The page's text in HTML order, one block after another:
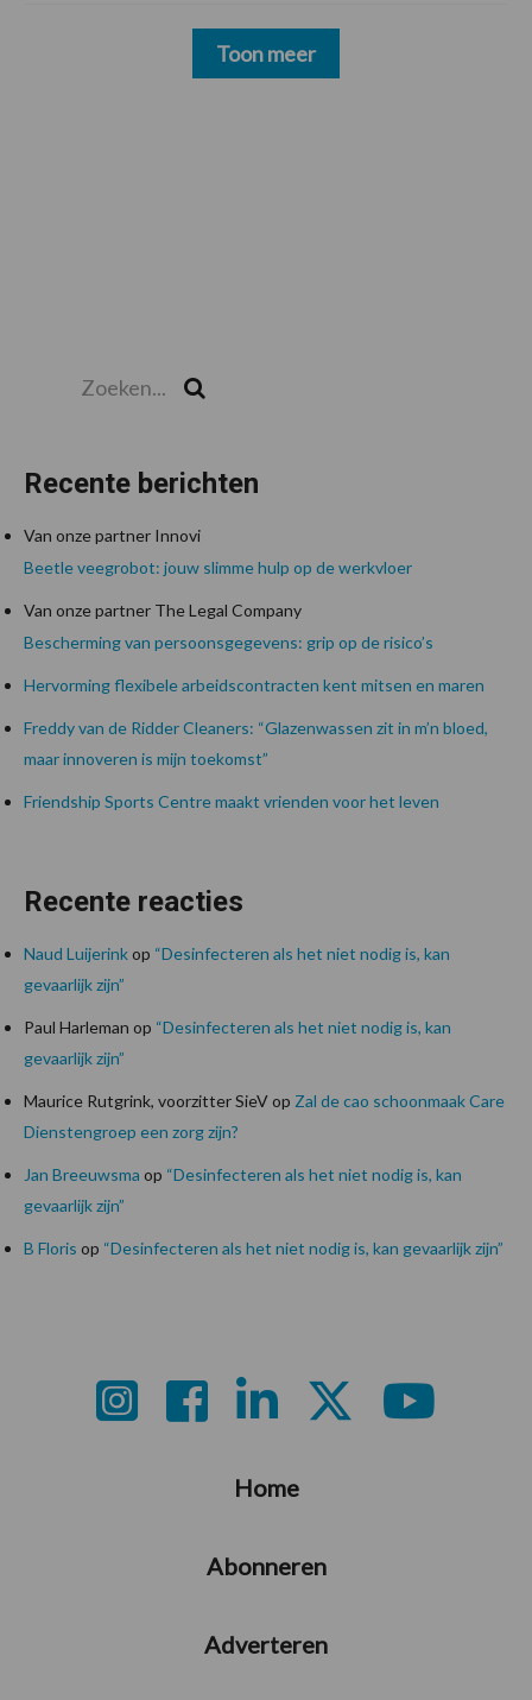
Toon meer
Recente berichten
Van onze partner Innovi
Beetle veegrobot: jouw slimme hulp op de werkvloer
Van onze partner The Legal Company
Bescherming van persoonsgegevens: grip op de risico’s
Hervorming flexibele arbeidscontracten kent mitsen en maren
Freddy van de Ridder Cleaners: “Glazenwassen zit in m’n bloed,
maar innoveren is mijn toekomst”
Friendship Sports Centre maakt vrienden voor het leven
Recente reacties
Naud Luijerinkop “Desinfecteren als het niet nodig is, kan
gevaarlijk zijn”
Paul Harleman op “Desinfecteren als het niet nodig is, kan
gevaarlijk zijn”
Maurice Rutgrink, voorzitter SieVop Zal de cao schoonmaak Care
Dienstengroep een zorg zijn?
Jan Breeuwsma op “Desinfecteren als het niet nodig is, kan
gevaarlijk zijn”
B Floris op “Desinfecteren als het niet nodig is, kan gevaarlijk zijn”
Home
Abonneren
Adverteren